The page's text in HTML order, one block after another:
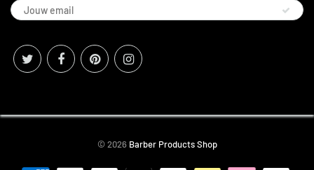
© 2026 Barber Products Shop